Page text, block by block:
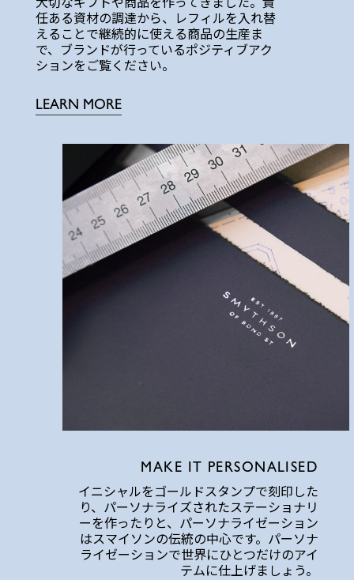
任ある資材の調達から、レフィルを入れ替
えることで継続的に使える商品の生産ま
で、ブランドが行っているポジティブアク
ションをご覧ください。
LEARN MORE
MAKE IT PERSONALISED
イニシャルをゴールドスタンプで刻印した
り、パーソナライズされたステーショナリ
ーを作ったりと、パーソナライゼーション
はスマイソンの伝統の中心です。パーソナ
ライゼーションで世界にひとつだけのアイ
テムに仕上げましょう。